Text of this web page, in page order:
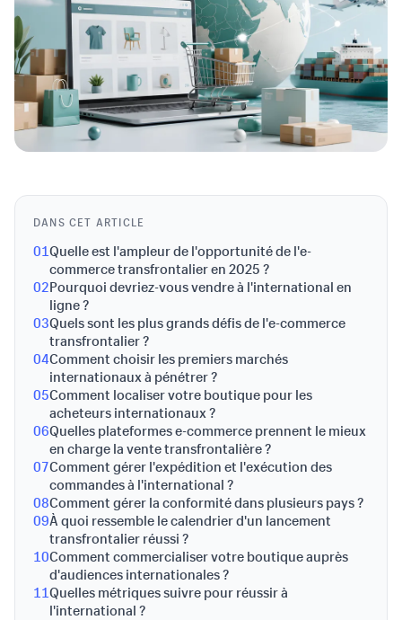
DANS CET ARTICLE
01Quelle est l'ampleur de l'opportunité de l'e-
commerce transfrontalier en 2025 ?
02Pourquoi devriez-vous vendre à l'international en
ligne ?
03Quels sont les plus grands défis de l'e-commerce
transfrontalier ?
04Comment choisir les premiers marchés
internationaux à pénétrer ?
05Comment localiser votre boutique pour les
acheteurs internationaux ?
06Quelles plateformes e-commerce prennent le mieux
en charge la vente transfrontalière ?
07Comment gérer l'expédition et l'exécution des
commandes à l'international ?
08Comment gérer la conformité dans plusieurs pays ?
09À quoi ressemble le calendrier d'un lancement
transfrontalier réussi ?
10Comment commercialiser votre boutique auprès
d'audiences internationales ?
11Quelles métriques suivre pour réussir à
l'international ?